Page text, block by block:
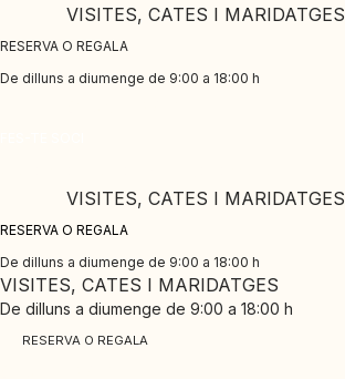
to
content
VISITES, CATES I MARIDATGES
RESERVA O REGALA
De dilluns a diumenge de 9:00 a 18:00 h
VISITES, CATES I MARIDATGES
RESERVA O REGALA
De dilluns a diumenge de 9:00 a 18:00 h
VISITES, CATES I MARIDATGES
De dilluns a diumenge de 9:00 a 18:00 h
RESERVA O REGALA